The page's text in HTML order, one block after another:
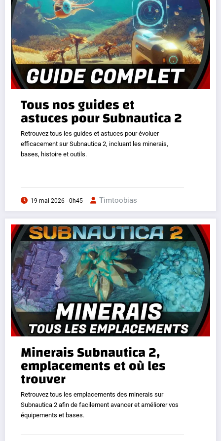
Tous nos guides et
astuces pour Subnautica 2
Retrouvez tous les guides et astuces pour évoluer
efficacement sur Subnautica 2, incluant les minerais,
bases, histoire et outils.
19 mai 2026 - 0h45 Timtoobias
Minerais Subnautica 2,
emplacements et où les
trouver
Retrouvez tous les emplacements des minerais sur
Subnautica 2 afin de facilement avancer et améliorer vos
équipements et bases.